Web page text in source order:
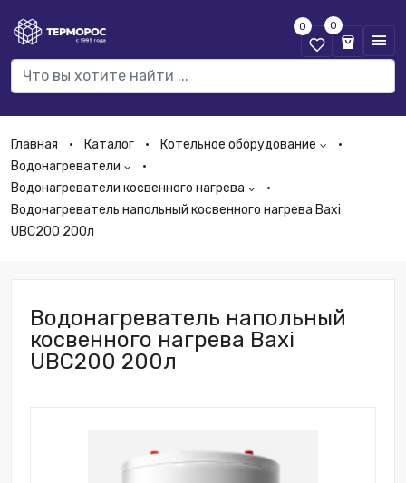
0 0
Главная Каталог
Котельное оборудование
Водонагреватели
Водонагреватели косвенного нагрева
Водонагреватель напольный косвенного нагрева Baxi
UBC200 200л
Водонагреватель напольный
косвенного нагрева Baxi
UBC200 200л